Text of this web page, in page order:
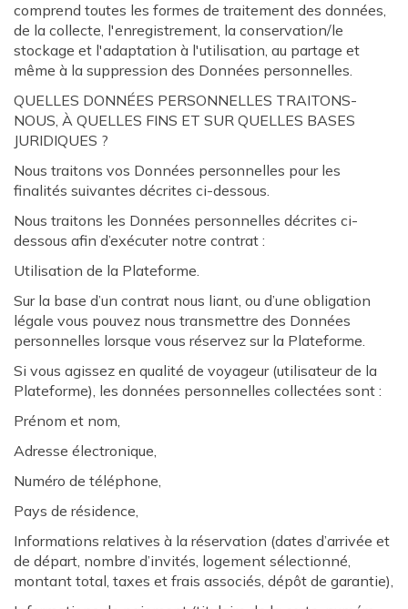
comprend toutes les formes de traitement des données,
de la collecte, l'enregistrement, la conservation/le
stockage et l'adaptation à l'utilisation, au partage et
même à la suppression des Données personnelles.
QUELLES DONNÉES PERSONNELLES TRAITONS-
NOUS, À QUELLES FINS ET SUR QUELLES BASES
JURIDIQUES ?
Nous traitons vos Données personnelles pour les
finalités suivantes décrites ci-dessous.
Nous traitons les Données personnelles décrites ci-
dessous afin d’exécuter notre contrat :
Utilisation de la Plateforme.
Sur la base d’un contrat nous liant, ou d’une obligation
légale vous pouvez nous transmettre des Données
personnelles lorsque vous réservez sur la Plateforme.
Si vous agissez en qualité de voyageur (utilisateur de la
Plateforme), les données personnelles collectées sont :
Prénom et nom,
Adresse électronique,
Numéro de téléphone,
Pays de résidence,
Informations relatives à la réservation (dates d’arrivée et
de départ, nombre d’invités, logement sélectionné,
montant total, taxes et frais associés, dépôt de garantie),